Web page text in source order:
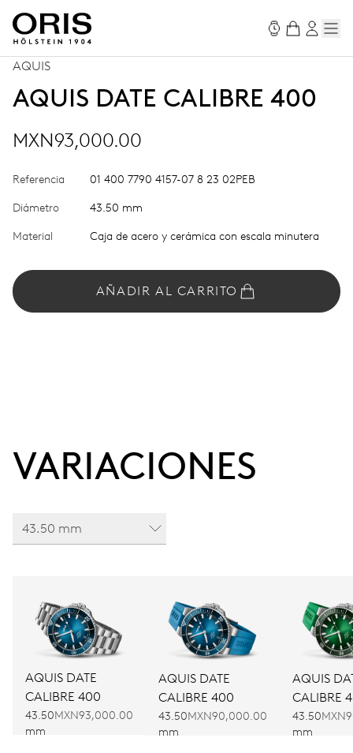
AQUIS
AQUIS DATE CALIBRE 400
MXN93,000.00
Referencia 01 400 7790 4157-07 8 23 02PEB
Diámetro 43.50 mm
Material Caja de acero y cerámica con escala minutera
AÑADIR AL CARRITO
VARIACIONES
43.50 mm
AQUIS DATE
CALIBRE 400
43.50
mm
MXN93,000.00
AQUIS DATE
CALIBRE 400
43.50
mm
MXN90,000.00
AQUIS
CALIBRE
43.50
mm